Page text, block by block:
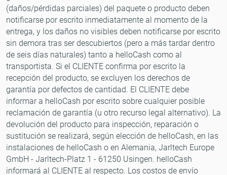
(daños/pérdidas parciales) del paquete o producto deben
notificarse por escrito inmediatamente al momento de la
entrega, y los daños no visibles deben notificarse por escrito
sin demora tras ser descubiertos (pero a más tardar dentro
de seis días naturales) tanto a helloCash como al
transportista. Si el CLIENTE confirma por escrito la
recepción del producto, se excluyen los derechos de
garantía por defectos de cantidad. El CLIENTE debe
informar a helloCash por escrito sobre cualquier posible
reclamación de garantía (u otro recurso legal alternativo). La
devolución del producto para inspección, reparación o
sustitución se realizará, según elección de helloCash, en las
instalaciones de helloCash o en Alemania, Jarltech Europe
GmbH - Jarltech-Platz 1 - 61250 Usingen. helloCash
informará al CLIENTE al respecto. Los costos de envío